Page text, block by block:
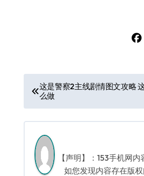
文
章
导
航
这是警察2主线剧情图文攻略
么做
【声明】：153手机网
如您发现内容存在版